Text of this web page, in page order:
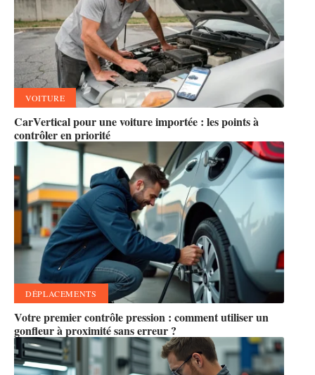
VOITURE
CarVertical pour une voiture importée : les points à
contrôler en priorité
DÉPLACEMENTS
Votre premier contrôle pression : comment utiliser un
gonfleur à proximité sans erreur ?